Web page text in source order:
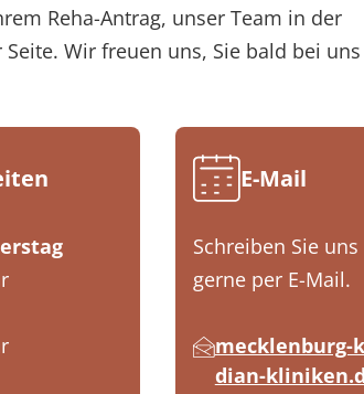
Reha-Antrag, unser Team in der
Wir freuen uns, Sie bald bei uns
E-Mail
Schreiben Sie
gerne per E-Mail.
mecklenburg-
dian-